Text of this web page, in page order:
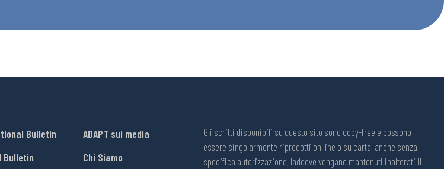
Bulletin
Bulletin
ADAPT sui media
Chi Siamo
Gli scritti disponibili su questo sito sono copy-free e possono
essere singolarmente riprodotti on line o su carta, anche senza
specifica autorizzazione, laddove vengano mantenuti inalterati il